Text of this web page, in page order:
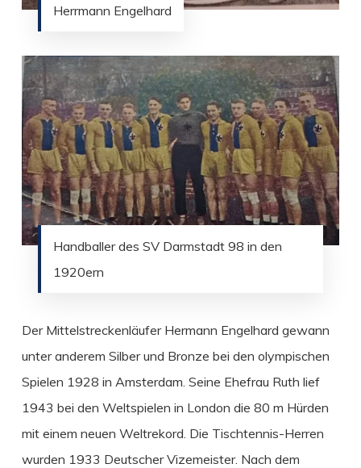
Herrmann Engelhard
Handballer des SV Darmstadt 98 in den
1920ern
Der Mittelstreckenläufer Hermann Engelhard gewann
unter anderem Silber und Bronze bei den olympischen
Spielen 1928 in Amsterdam. Seine Ehefrau Ruth lief
1943 bei den Weltspielen in London die 80 m Hürden
mit einem neuen Weltrekord. Die Tischtennis-Herren
wurden 1933 Deutscher Vizemeister. Nach dem